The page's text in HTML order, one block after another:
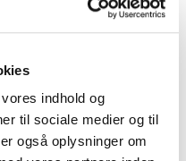
indhold og
til sociale medier og til
også oplysninger om